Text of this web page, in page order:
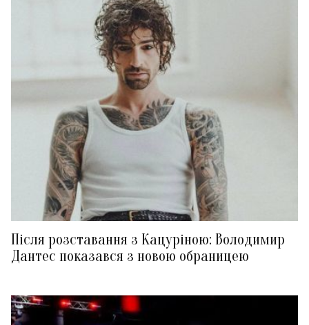
Після розставання з Кацуріною: Володимир
Дантес показався з новою обраницею